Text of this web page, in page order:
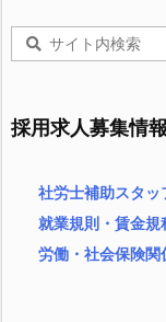
採用求人募集情
社労士補助スタッ
就業規則・賃金規
労働・社会保険関